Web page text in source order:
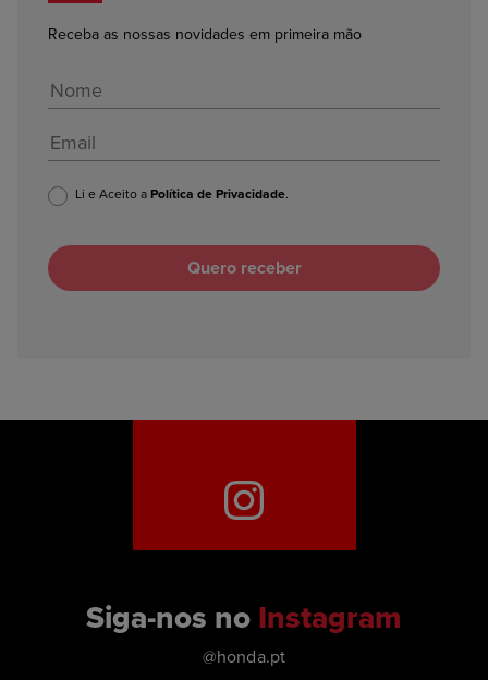
Receba as nossas novidades em primeira mão
Li e Aceito a Política de Privacidade.
Siga-nos no Instagram
@honda.pt